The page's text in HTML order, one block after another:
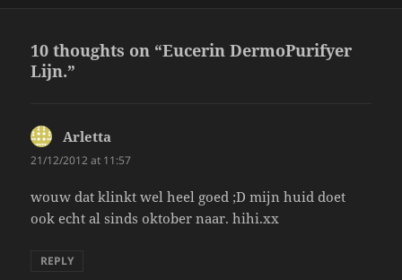
10 thoughts on “Eucerin DermoPurifyer
Lijn.”
Arletta
21/12/2012 at 11:57
wouw dat klinkt wel heel goed ;D mijn huid doet
ook echt al sinds oktober naar. hihi.xx
REPLY